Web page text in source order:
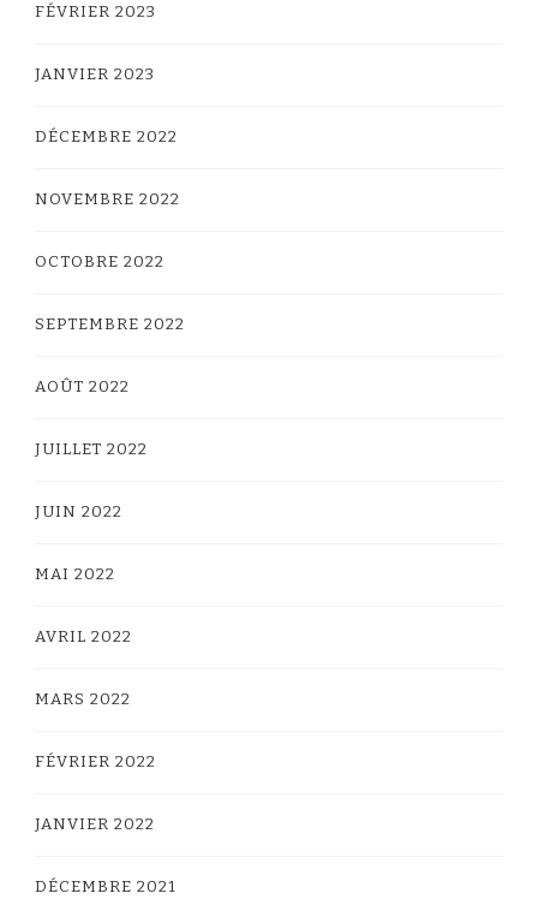
FÉVRIER 2023
JANVIER 2023
DÉCEMBRE 2022
NOVEMBRE 2022
OCTOBRE 2022
SEPTEMBRE 2022
AOÛT 2022
JUILLET 2022
JUIN 2022
MAI 2022
AVRIL 2022
MARS 2022
FÉVRIER 2022
JANVIER 2022
DÉCEMBRE 2021